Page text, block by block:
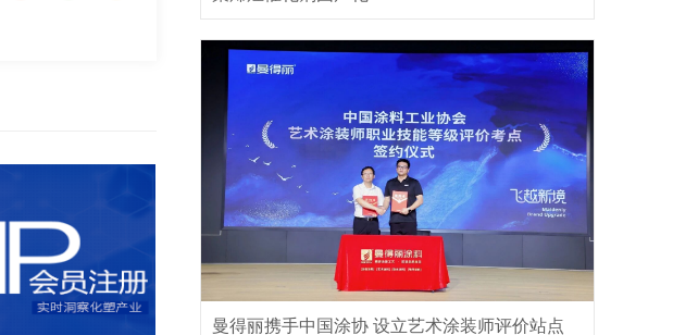
曼得丽携手中国涂协 设立艺术涂装师评价站点